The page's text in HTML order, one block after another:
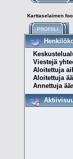
Karttaselaimen
PROFIILI
Viestejä
Aloitettuja
Aloitettuja
Annettuja